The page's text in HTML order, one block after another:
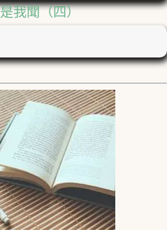
我聞（四）